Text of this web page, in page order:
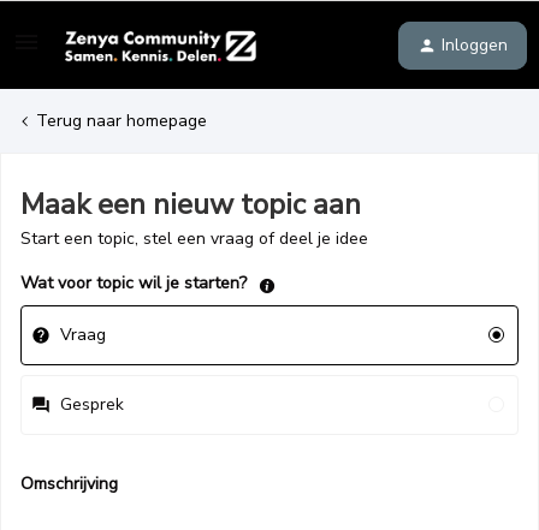
Inloggen
Terug naar homepage
Maak een nieuw topic aan
Start een topic, stel een vraag of deel je idee
Wat voor topic wil je starten?
Vraag
Gesprek
Omschrijving